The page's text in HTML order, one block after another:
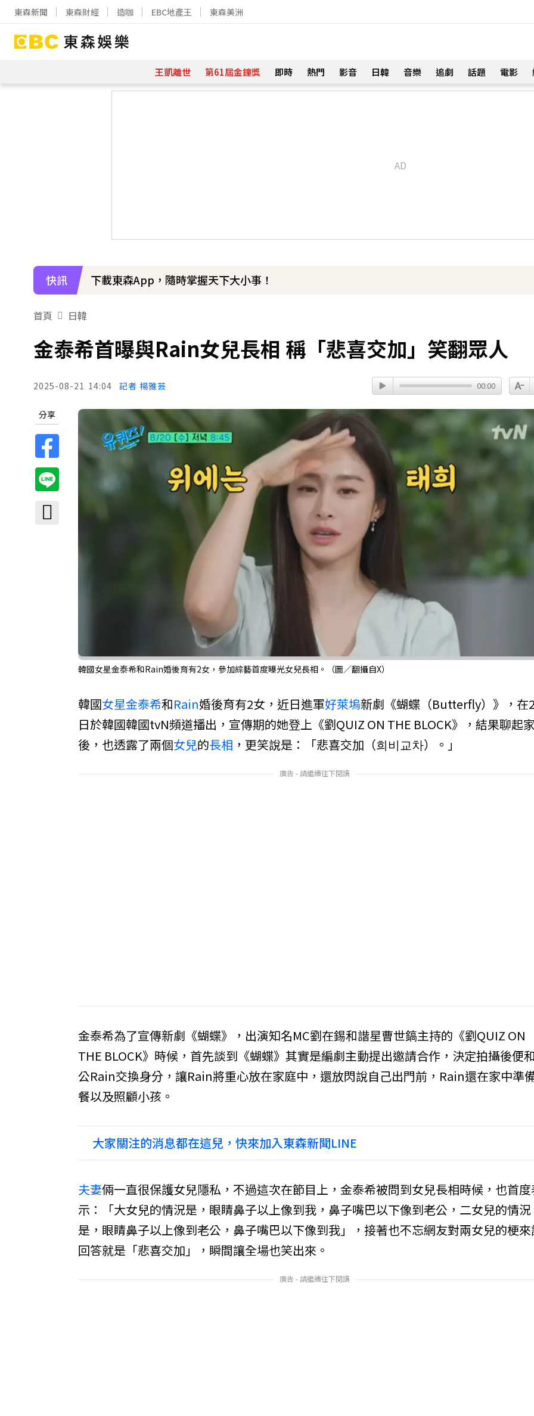
東森新聞 東森財經 造咖 EBC地產王 東森美洲
王凱離世 第61屆金鐘獎 即時 熱門 影音 日韓 音樂 追劇 話題 電影
快訊 下載東森App，隨時掌握天下大小事！
首頁 日韓
金泰希首曝與Rain女兒長相 稱「悲喜交加」笑翻眾人
2025-08-21 14:04 記者 楊雅芸 00:00
分享
韓國女星金泰希和Rain婚後育有2女，參加綜藝首度曝光女兒長相。（圖／翻攝自X）
韓國女星金泰希和Rain婚後育有2女，近日進軍好萊塢新劇《蝴蝶（Butterfly）》，在
日於韓國韓國tvN頻道播出，宣傳期的她登上《劉QUIZ ON THE BLOCK》，結果聊起
後，也透露了兩個女兒的長相 ，更笑說是：「悲喜交加（희비교차）。」
廣告 - 請繼續往下閱讀
金泰希為了宣傳新劇《蝴蝶》，出演知名MC劉在錫和諧星曹世鎬主持的《劉QUIZ ON
THE BLOCK》時候，首先談到《蝴蝶》其實是編劇主動提出邀請合作，決定拍攝後便
公Rain交換身分，讓Rain將重心放在家庭中，還放閃說自己出門前，Rain還在家中準
餐以及照顧小孩。
大家關注的消息都在這兒，快來加入東森新聞LINE
夫妻倆一直很保護女兒隱私，不過這次在節目上，金泰希被問到女兒長相時候，也首
示：「大女兒的情況是，眼睛鼻子以上像到我，鼻子嘴巴以下像到老公，二女兒的情況
是，眼睛鼻子以上像到老公，鼻子嘴巴以下像到我」，接著也不忘網友對兩女兒的梗
回答就是「悲喜交加」，瞬間讓全場也笑出來。
廣告 - 請繼續往下閱讀